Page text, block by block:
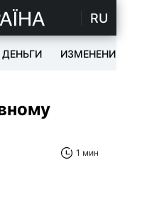
RU
ДЕНЬГИ ИЗМЕНЕНИЯ
1 мин